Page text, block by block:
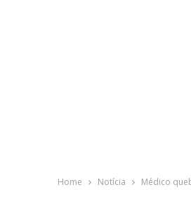
Home Notícia Médico